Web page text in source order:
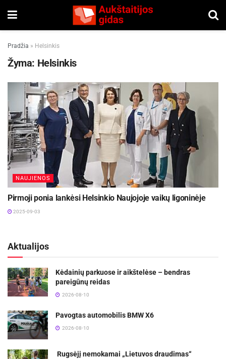
Pradžia » Helsinkis
Žyma: Helsinkis
NAUJIENOS
Pirmoji ponia lankėsi Helsinkio Naujojoje vaikų ligoninėje
2025-09-03
Aktualijos
Kėdainių parkuose ir aikštelėse – bendras
pareigūnų reidas
2026-08-10
Pavogtas automobilis BMW X6
2026-08-10
Rugsėjį nemokamai „Lietuvos draudimas“